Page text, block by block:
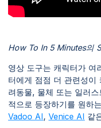
How To In 5 Minutes의
영상 도구는 캐릭터가 여
터에게 점점 더 관련성이
려동물, 물체 또는 일러
적으로 등장하기를 원하
Vadoo AI, Venice AI 같